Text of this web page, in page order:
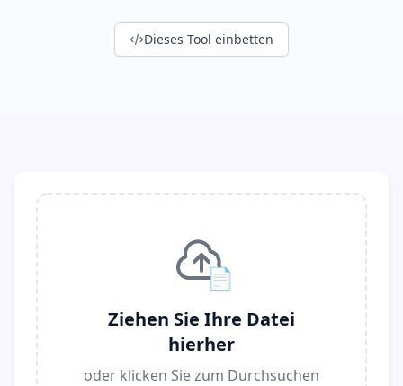
Dieses Tool einbetten
📄
Ziehen Sie Ihre Datei
hierher
oder klicken Sie zum Durchsuchen